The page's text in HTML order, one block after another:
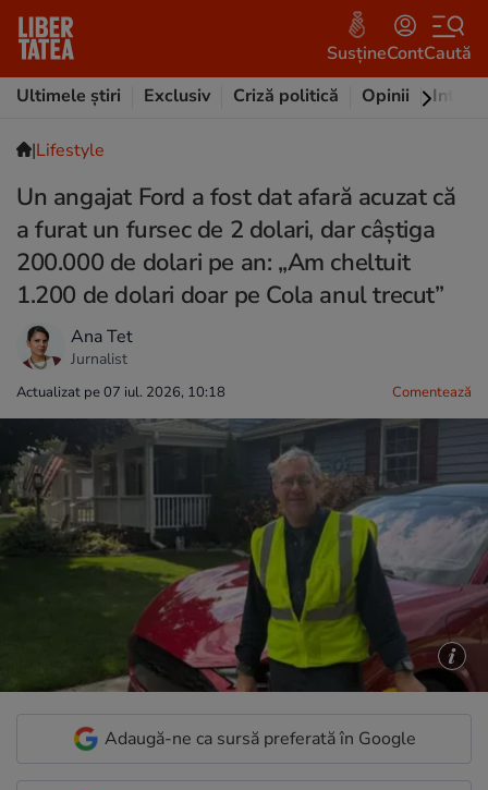
SusțineContCaută
Ultimele știri
Exclusiv Criză politică Opinii
|Lifestyle
Un angajat Ford a fost dat afară acuzat că
a furat un fursec de 2 dolari, dar câștiga
200.000 de dolari pe an: „Am cheltuit
1.200 de dolari doar pe Cola anul trecut”
Ana Tet
Jurnalist
Actualizat pe 07 iul. 2026, 10:18 Comentează
Adaugă-ne ca sursă preferată în Google